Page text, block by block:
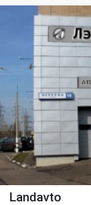
Landavto